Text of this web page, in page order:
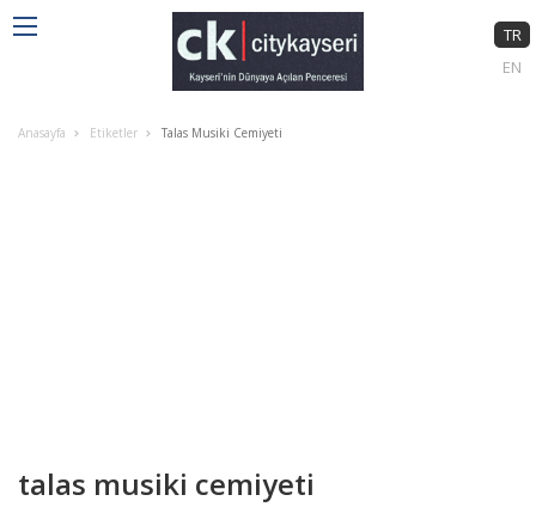
TR
EN
Anasayfa Etiketler Talas Musiki Cemiyeti
talas musiki cemiyeti